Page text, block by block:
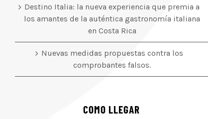
Destino Italia: la nueva experiencia que premia a
los amantes de la auténtica gastronomía italiana
en Costa Rica
Nuevas medidas propuestas contra los
comprobantes falsos.
COMO LLEGAR